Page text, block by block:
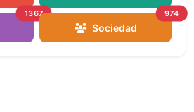
1367
Sociedad
974